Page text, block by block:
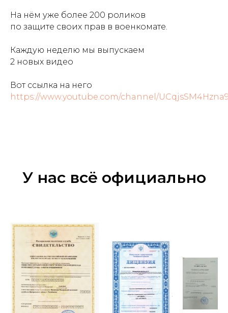
На нём уже более 200 роликов
по защите своих прав в военкомате.
Каждую неделю мы выпускаем
2 новых видео
Вот ссылка на него
https://www.youtube.com/channel/
У нас всё официально